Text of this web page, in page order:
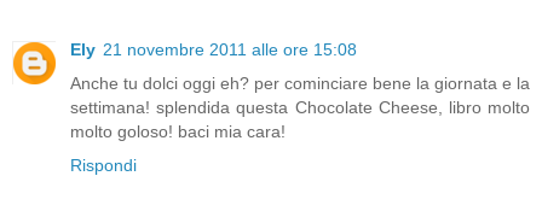
Ely 21 novembre 2011 alle ore 15:08
Anche tu dolci oggi eh? per cominciare bene la giornata e la
settimana! splendida questa Chocolate Cheese, libro molto
molto goloso! baci mia cara!
Rispondi